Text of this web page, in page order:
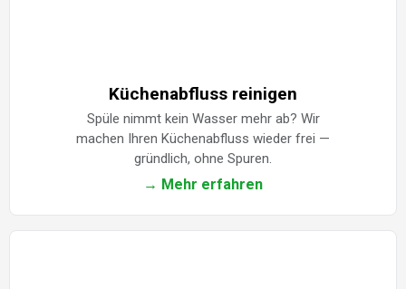
Küchenabfluss reinigen
Spüle nimmt kein Wasser mehr ab? Wir
machen Ihren Küchenabfluss wieder frei —
gründlich, ohne Spuren.
→ Mehr erfahren